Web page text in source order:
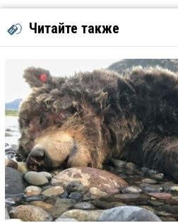
Читайте также